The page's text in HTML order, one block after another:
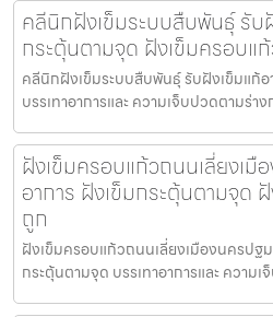
คลีนิกฝังเข็มระบบสืบพันธุ์ รับ
กระตุ้นตามจุด ฝังเข็มครอบแ
คลีนิกฝังเข็มระบบสืบพันธุ์ รับฝังเข็มแก้
บรรเทาอาการและ ความเจ็บปวดตามร่า
ฝังเข็มครอบแก้วถนนเลี่ยงเ
อาการ ฝังเข็มกระตุ้นตามจุด
ถูก
ฝังเข็มครอบแก้วถนนเลี่ยงเมืองนครปฐ
กระตุ้นตามจุด บรรเทาอาการและ ความ